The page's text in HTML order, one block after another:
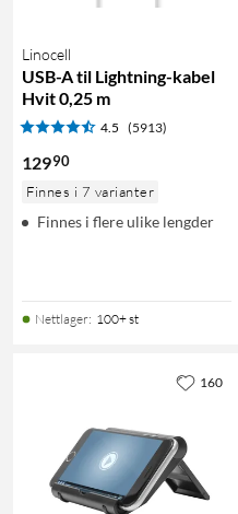
Linocell
USB-A til Lightning-kabel
Hvit 0,25 m
4.5 (5913)
12990
Finnes i 7 varianter
Finnes i flere ulike lengder
Nettlager: 100+ st
160